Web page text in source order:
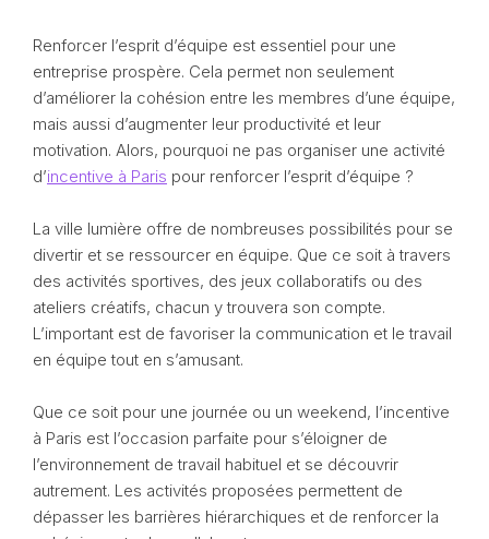
Renforcer l’esprit d’équipe est essentiel pour une
entreprise prospère. Cela permet non seulement
d’améliorer la cohésion entre les membres d’une équipe,
mais aussi d’augmenter leur productivité et leur
motivation. Alors, pourquoi ne pas organiser une activité
d’incentive à Paris pour renforcer l’esprit d’équipe ?
La ville lumière offre de nombreuses possibilités pour se
divertir et se ressourcer en équipe. Que ce soit à travers
des activités sportives, des jeux collaboratifs ou des
ateliers créatifs, chacun y trouvera son compte.
L’important est de favoriser la communication et le travail
en équipe tout en s’amusant.
Que ce soit pour une journée ou un weekend, l’incentive
à Paris est l’occasion parfaite pour s’éloigner de
l’environnement de travail habituel et se découvrir
autrement. Les activités proposées permettent de
dépasser les barrières hiérarchiques et de renforcer la